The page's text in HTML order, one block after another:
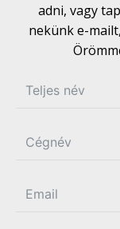
adni, vagy
nekünk e-